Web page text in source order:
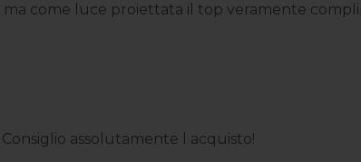
come luce proiettata il top veramente
assolutamente l acquisto!